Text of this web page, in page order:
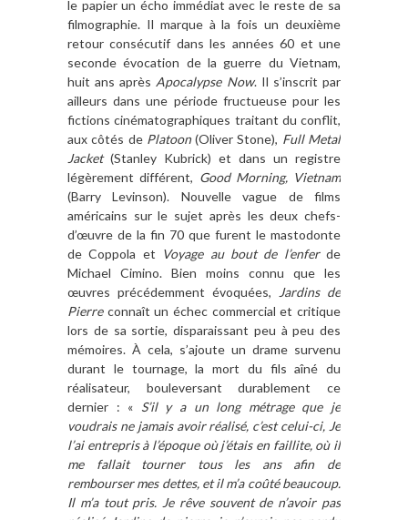
le papier un écho immédiat avec le reste de sa
filmographie. Il marque à la fois un deuxième
retour consécutif dans les années 60 et une
seconde évocation de la guerre du Vietnam,
huit ans après Apocalypse Now. Il s’inscrit par
ailleurs dans une période fructueuse pour les
fictions cinématographiques traitant du conflit,
aux côtés dePlatoon(Oliver Stone), Full Metal
Jacket(Stanley Kubrick) et dans un registre
légèrement différent, Good Morning, Vietnam
(Barry Levinson). Nouvelle vague de films
américains sur le sujet après les deux chefs-
d’œuvre de la fin 70 que furent le mastodonte
de Coppola et Voyage au bout de l’enferde
Michael Cimino. Bien moins connu que les
œuvres précédemment évoquées,
Jardins de
Pierreconnaît un échec commercial et critique
lors de sa sortie, disparaissant peu à peu des
mémoires. À cela, s’ajoute un drame survenu
durant le tournage, la mort du fils aîné du
réalisateur, bouleversant durablement ce
dernier : « S’il y a un long métrage que je
voudrais ne jamais avoir réalisé, c’est celui-ci, Je
l’ai entrepris à l’époque où j’étais en faillite, où il
me fallait tourner tous les ans afin de
rembourser mes dettes, et il m’a coûté beaucoup.
Il m’a tout pris. Je rêve souvent de n’avoir pas